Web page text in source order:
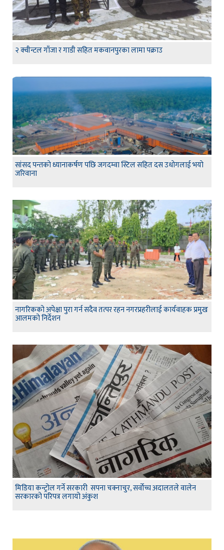
२ क्वीन्टल गाँजा र गाडी सहित मकवानपुरका लामा पक्राउ
सांसद पन्तकाे ध्यानाकर्षण पछि जगदम्वा स्टिल सहित दस उधाेगलाई भयाे
जरिवाना
नागरिकको अपेक्षा पुरा गर्न सदैव तत्पर रहन नगरप्रहरीलाई कार्यवाहक प्रमुख
आलमको निर्देशन
मिडिया कन्ट्रोल गर्ने सरकारी सपना चक्नाचुर, सर्वोच्च अदालतले वालेन
सरकारको परिपत्र लगायो अंकुश